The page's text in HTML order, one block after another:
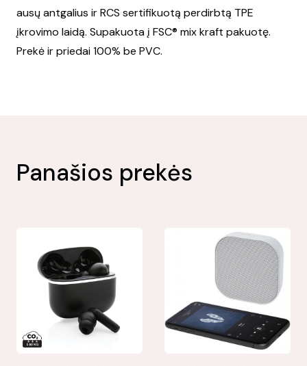
ausų antgalius ir RCS sertifikuotą perdirbtą TPE
įkrovimo laidą. Supakuota į FSC® mix kraft pakuotę.
Prekė ir priedai 100% be PVC.
Panašios prekės